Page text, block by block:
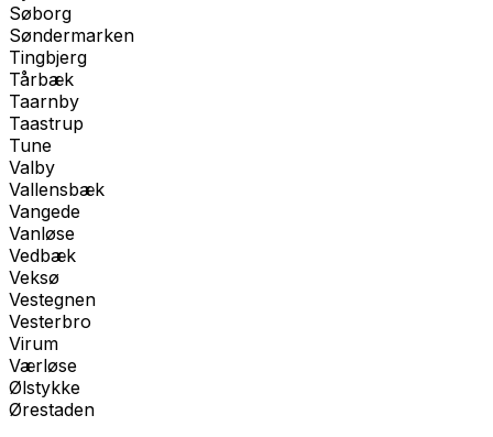
Søborg
Søndermarken
Tingbjerg
Tårbæk
Taarnby
Taastrup
Tune
Valby
Vallensbæk
Vangede
Vanløse
Vedbæk
Veksø
Vestegnen
Vesterbro
Virum
Værløse
Ølstykke
Ørestaden